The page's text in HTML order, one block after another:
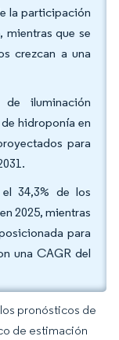
la participación
mientras que se
crezcan a una
iluminación
hidroponía en
para
34,3% de los
2025, mientras
para
una CAGR del
pronósticos de
de estimación